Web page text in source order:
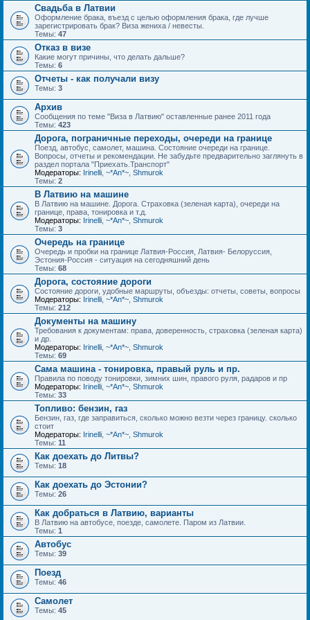
Свадьба в Латвии
Оформление брака, въезд с целью оформления брака, где лучше
зарегистрировать брак? Виза жениха / невесты.
Темы: 47
Отказ в визе
Какие могут причины, что делать дальше?
Темы: 6
Отчеты - как получали визу
Темы: 3
Архив
Сообщения по теме "Виза в Латвию" оставленные ранее 2011 года
Темы: 423
Дорога, пограничные переходы, очереди на границе
Поезд, автобус, самолет, машина. Состояние очереди на границе.
Вопросы, отчеты и рекомендации. Не забудьте предварительно заглянуть в
раздел портала "Приехать.Транспорт"
Модераторы: Irinelli ~*An*~ Shmurok
Темы: 2
В Латвию на машине
В Латвию на машине. Дорога. Страховка (зеленая карта), очереди на
границе, права, тонировка и т.д.
Модераторы: Irinelli ~*An*~ Shmurok
Темы: 3
Очередь на границе
Очередь и пробки на границе Латвия-Россия, Латвия- Белоруссия,
Эстония-Россия - ситуация на сегодняшний день
Темы: 68
Дорога, состояние дороги
Состояние дороги, удобные маршруты, объезды: отчеты, советы, вопросы
Модераторы: Irinelli ~*An*~ Shmurok
Темы: 212
Документы на машину
Требования к документам: права, доверенность, страховка (зеленая карта)
и др.
Модераторы: Irinelli ~*An*~ Shmurok
Темы: 69
Сама машина - тонировка, правый руль и пр.
Правила по поводу тонировки, зимних шин, правого руля, радаров и пр
Модераторы: Irinelli ~*An*~ Shmurok
Темы: 33
Топливо: бензин, газ
Бензин, газ, где заправиться, сколько можно везти через границу. сколько
стоит
Модераторы: Irinelli ~*An*~ Shmurok
Темы: 11
Как доехать до Литвы?
Темы: 18
Как доехать до Эстонии?
Темы: 26
Как добраться в Латвию, варианты
В Латвию на автобусе, поезде, самолете. Паром из Латвии.
Темы: 1
Автобус
Темы: 39
Поезд
Темы: 46
Самолет
Темы: 45